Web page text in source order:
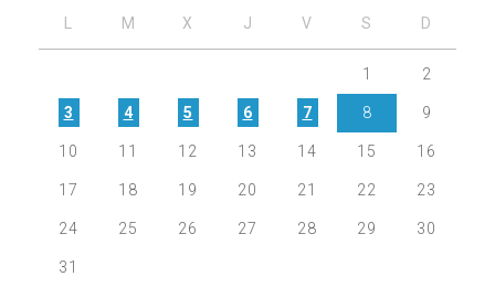
L M X J V S D
1 2
3 4 5 6 7 8 9
10 11 12 13 14 15 16
17 18 19 20 21 22 23
24 25 26 27 28 29 30
31